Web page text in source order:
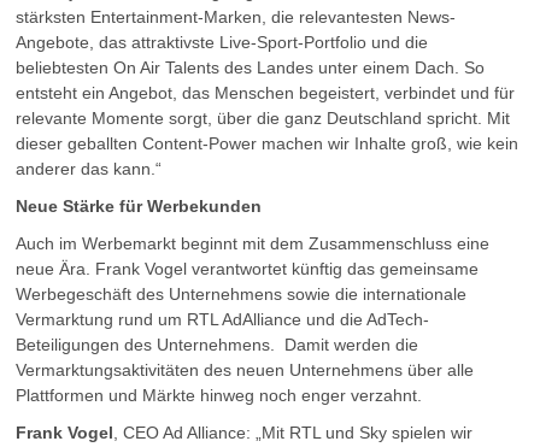
stärksten Entertainment-Marken, die relevantesten News-
Angebote, das attraktivste Live-Sport-Portfolio und die
beliebtesten On Air Talents des Landes unter einem Dach. So
entsteht ein Angebot, das Menschen begeistert, verbindet und für
relevante Momente sorgt, über die ganz Deutschland spricht. Mit
dieser geballten Content-Power machen wir Inhalte groß, wie kein
anderer das kann.“
Neue Stärke für Werbekunden
Auch im Werbemarkt beginnt mit dem Zusammenschluss eine
neue Ära. Frank Vogel verantwortet künftig das gemeinsame
Werbegeschäft des Unternehmens sowie die internationale
Vermarktung rund um RTL AdAlliance und die AdTech-
Beteiligungen des Unternehmens. Damit werden die
Vermarktungsaktivitäten des neuen Unternehmens über alle
Plattformen und Märkte hinweg noch enger verzahnt.
Frank Vogel, CEO Ad Alliance: „Mit RTL und Sky spielen wir